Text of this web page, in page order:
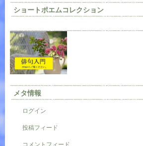
ショートポエムコレクション
メタ情報
ログイン
投稿フィード
コメントフィード